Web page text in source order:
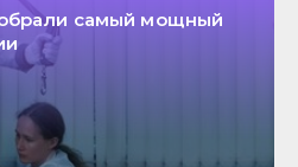
самый мощный